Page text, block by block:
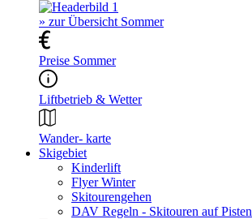
» zur Übersicht Sommer
Preise Sommer
Liftbetrieb & Wetter
Wander- karte
Skigebiet
Kinderlift
Flyer Winter
Skitourengehen
DAV Regeln - Skitouren auf Pisten